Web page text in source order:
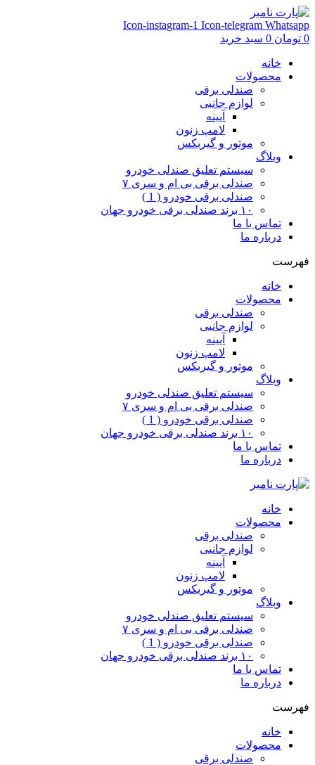
Icon-instagram-1 Icon-telegram Whatsapp
0 تومان 0 سبد خرید
خانه
محصولات
صندلی برقی
لوازم جانبی
آیینه
لامپ زنون
موتور و گیربکس
وبلاگ
سیستم تعلیق صندلی خودرو
صندلی برقی بی ام و سری ۷
صندلی برقی خودرو ( 1 )
۱۰ برند صندلی برقی خودرو جهان
تماس با ما
درباره ما
فهرست
خانه
محصولات
صندلی برقی
لوازم جانبی
آیینه
لامپ زنون
موتور و گیربکس
وبلاگ
سیستم تعلیق صندلی خودرو
صندلی برقی بی ام و سری ۷
صندلی برقی خودرو ( 1 )
۱۰ برند صندلی برقی خودرو جهان
تماس با ما
درباره ما
خانه
محصولات
صندلی برقی
لوازم جانبی
آیینه
لامپ زنون
موتور و گیربکس
وبلاگ
سیستم تعلیق صندلی خودرو
صندلی برقی بی ام و سری ۷
صندلی برقی خودرو ( 1 )
۱۰ برند صندلی برقی خودرو جهان
تماس با ما
درباره ما
فهرست
خانه
محصولات
صندلی برقی